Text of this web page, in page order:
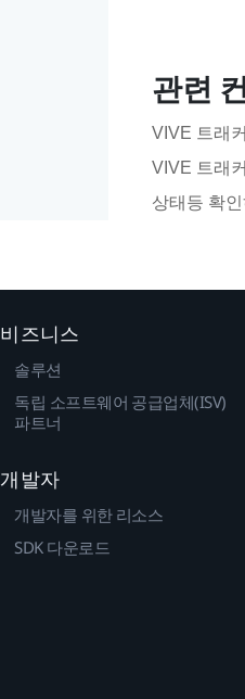
관련
VIVE 트래
VIVE 트래
상태등 확인
비즈니스
솔루션
독립 소프트웨어 공급업체(ISV)
파트너
개발자
개발자를 위한 리소스
SDK 다운로드